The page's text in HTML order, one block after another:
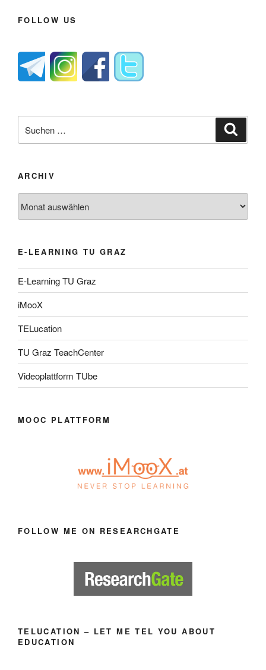
FOLLOW US
nach:
ARCHIV
E-LEARNING TU GRAZ
E-Learning TU Graz
iMooX
TELucation
TU Graz TeachCenter
Videoplattform TUbe
MOOC PLATTFORM
FOLLOW ME ON RESEARCHGATE
TELUCATION – LET ME TEL YOU ABOUT
EDUCATION